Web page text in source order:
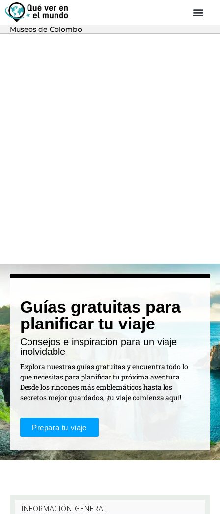
Museos de Colombo
Guías gratuitas para
planificar tu viaje
Consejos e inspiración para un viaje
inolvidable
Explora nuestras guías gratuitas y encuentra todo lo
que necesitas para planificar tu próxima aventura.
Desde los rincones más emblemáticos hasta los
secretos mejor guardados, ¡tu viaje comienza aquí!
Prepara tu viaje
INFORMACIÓN GENERAL